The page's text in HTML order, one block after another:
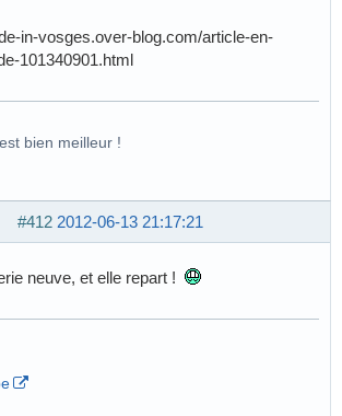
in-vosges.over-blog.com/article-en-
101340901.html
bien meilleur !
#412 2012-06-13 21:17:21
neuve, et elle repart !